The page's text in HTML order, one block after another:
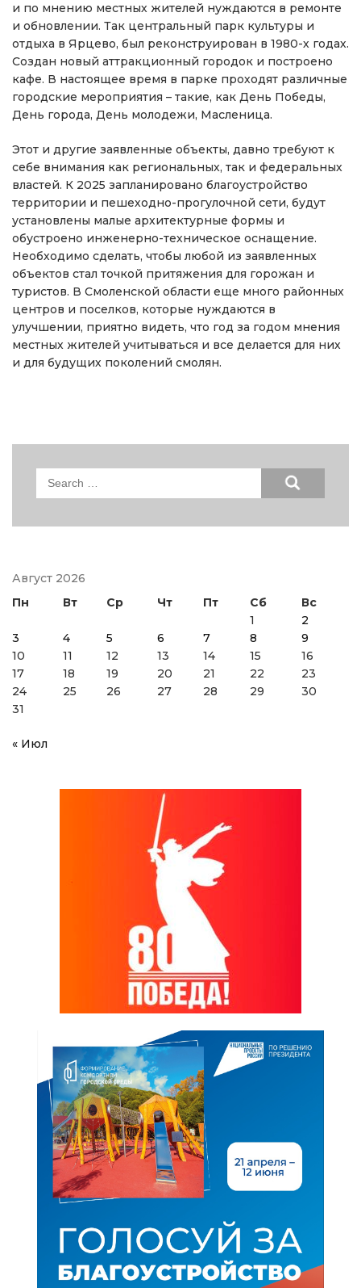
и по мнению местных жителей нуждаются в ремонте
и обновлении. Так центральный парк культуры и
отдыха в Ярцево, был реконструирован в 1980-х годах.
Создан новый аттракционный городок и построено
кафе. В настоящее время в парке проходят различные
городские мероприятия – такие, как День Победы,
День города, День молодежи, Масленица.
Этот и другие заявленные объекты, давно требуют к
себе внимания как региональных, так и федеральных
властей. К 2025 запланировано благоустройство
территории и пешеходно-прогулочной сети, будут
установлены малые архитектурные формы и
обустроено инженерно-техническое оснащение.
Необходимо сделать, чтобы любой из заявленных
объектов стал точкой притяжения для горожан и
туристов. В Смоленской области еще много районных
центров и поселков, которые нуждаются в
улучшении, приятно видеть, что год за годом мнения
местных жителей учитываться и все делается для них
и для будущих поколений смолян.
Search
Август 2026
Пн
Вт Ср Чт Пт Сб
Вс
1
2
3
4 5 6 7 8
9
10
11 12 13 14 15
16
17
18 19 20 21 22
23
24
25 26 27 28 29
30
31
« Июл